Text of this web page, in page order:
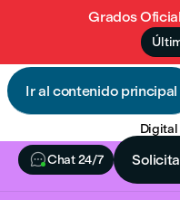
Grados
Ir al contenido principal

Digital
Chat 24/7